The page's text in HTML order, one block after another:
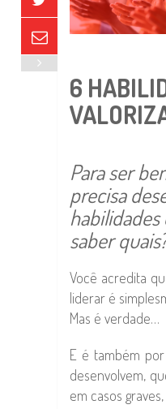
6
Para ser
precisa
habilidades
saber
Você acredita
liderar é
Mas é verdade…
E é também
desenvolvem,
em casos